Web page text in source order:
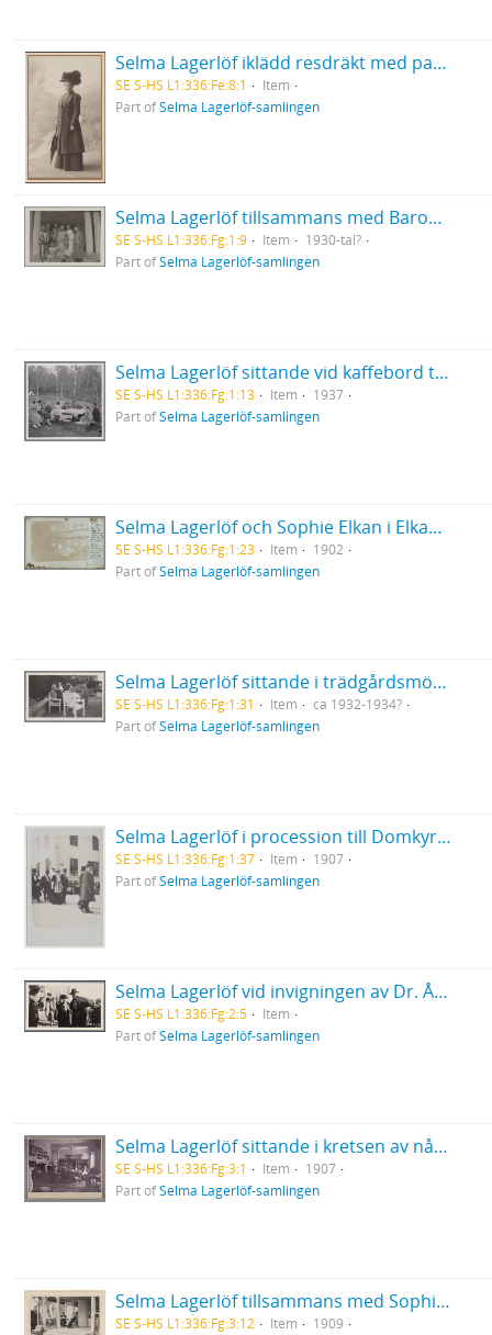
Selma Lagerlöf iklädd resdräkt med paraply i höger hand
SE S-HS L1:336:Fe:8:1
Item
Part ofSelma Lagerlöf-samlingen
Selma Lagerlöf tillsammans med Baron von Düben, fru Hård af Segerstad, systern Gerda Ahlgren, samt brodern Daniel och svägerskan Elin
SE S-HS L1:336:Fg:1:9 Item
1930-tal?
Part ofSelma Lagerlöf-samlingen
Selma Lagerlöf sittande vid kaffebord tillsammans med flera Lagerlöfar i Sunnemo
SE S-HS L1:336:Fg:1:13 Item
1937
Part ofSelma Lagerlöf-samlingen
Selma Lagerlöf och Sophie Elkan i Elkans våning i Göteborg
SE S-HS L1:336:Fg:1:23 Item
1902
Part ofSelma Lagerlöf-samlingen
Selma Lagerlöf sittande i trädgårdsmöbler tillsammans med Valborg Olander och Ellen Lundgren
SE S-HS L1:336:Fg:1:31 Item
ca 1932-1934?
Part ofSelma Lagerlöf-samlingen
Selma Lagerlöf i procession till Domkyrkan under Linnéfesten i Uppsala då hon blev hedersdoktor
SE S-HS L1:336:Fg:1:37 Item
1907
Part ofSelma Lagerlöf-samlingen
Selma Lagerlöf vid invigningen av Dr. Åbergs barnhem, Lappnäs i Sunne, Värmland 1928
SE S-HS L1:336:Fg:2:5
Item
Part ofSelma Lagerlöf-samlingen
Selma Lagerlöf sittande i kretsen av några familjemedlemmar i Centralpalatset i Falun
SE S-HS L1:336:Fg:3:1 Item
1907
Part ofSelma Lagerlöf-samlingen
Selma Lagerlöf tillsammans med Sophie Elkan, modern Louise Lagerlöf och Anna Oom på verandan, Mårbacka
SE S-HS L1:336:Fg:3:12 Item
1909